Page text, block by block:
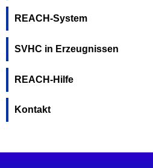
REACH-System
SVHC in Erzeugnissen
REACH-Hilfe
Kontakt